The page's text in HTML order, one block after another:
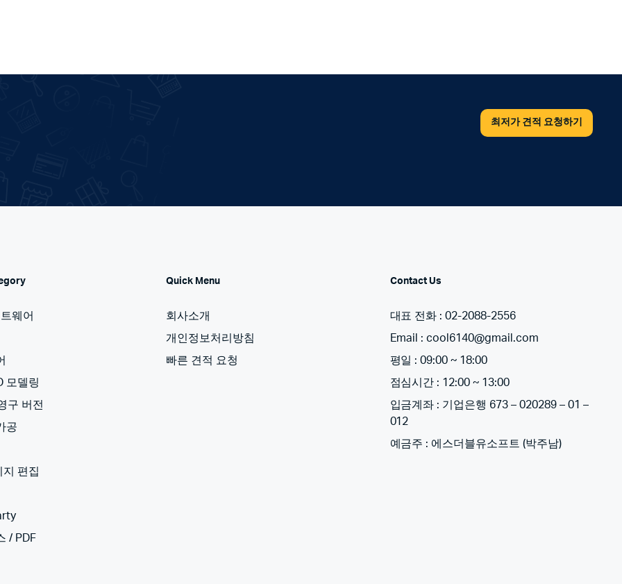
최저가 견적 요청하기
웨어
모델링
구 버전
공
지 편집
/ PDF
Quick Menu
회사소개
개인정보처리방침
빠른 견적 요청
Contact Us
대표 전화 : 02-2088-2556
Email : cool6140@gmail.com
평일 : 09:00 ~ 18:00
점심시간 : 12:00 ~ 13:00
입금계좌 : 기업은행 673 – 020289 – 01 –
012
예금주 : 에스더블유소프트 (박주남)